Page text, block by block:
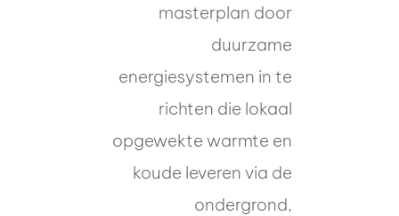
masterplan door
duurzame
energiesystemen in te
richten die lokaal
opgewekte warmte en
koude leveren via de
ondergrond,